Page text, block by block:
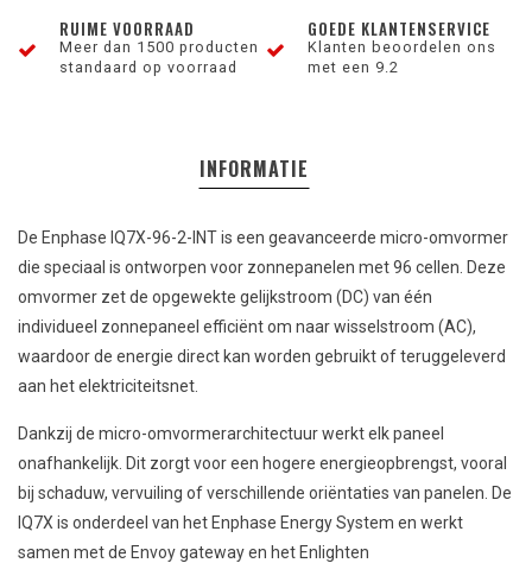
RUIME VOORRAAD
Meer dan 1500 producten
standaard op voorraad
GOEDE KLANTENSERVICE
Klanten beoordelen ons
met een 9.2
INFORMATIE
De Enphase IQ7X-96-2-INT is een geavanceerde micro-omvormer
die speciaal is ontworpen voor zonnepanelen met 96 cellen. Deze
omvormer zet de opgewekte gelijkstroom (DC) van één
individueel zonnepaneel efficiënt om naar wisselstroom (AC),
waardoor de energie direct kan worden gebruikt of teruggeleverd
aan het elektriciteitsnet.
Dankzij de micro-omvormerarchitectuur werkt elk paneel
onafhankelijk. Dit zorgt voor een hogere energieopbrengst, vooral
bij schaduw, vervuiling of verschillende oriëntaties van panelen. De
IQ7X is onderdeel van het Enphase Energy System en werkt
samen met de Envoy gateway en het Enlighten